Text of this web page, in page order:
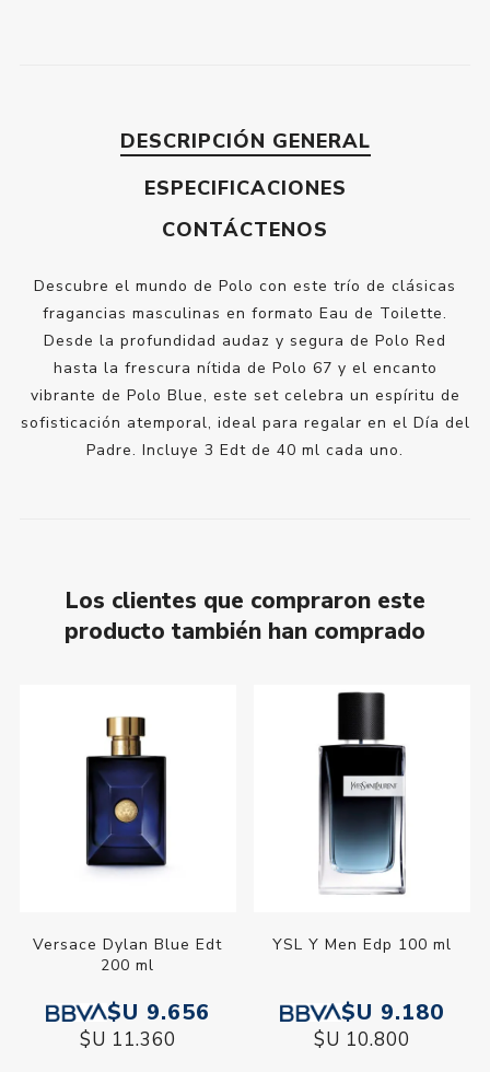
DESCRIPCIÓN GENERAL
ESPECIFICACIONES
CONTÁCTENOS
Descubre el mundo de Polo con este trío de clásicas
fragancias masculinas en formato Eau de Toilette.
Desde la profundidad audaz y segura de Polo Red
hasta la frescura nítida de Polo 67 y el encanto
vibrante de Polo Blue, este set celebra un espíritu de
sofisticación atemporal, ideal para regalar en el Día del
Padre. Incluye 3 Edt de 40 ml cada uno.
Los clientes que compraron este
producto también han comprado
Versace Dylan Blue Edt
200 ml
$U 9.656
$U 11.360
YSL Y Men Edp 100 ml
$U 9.180
$U 10.800